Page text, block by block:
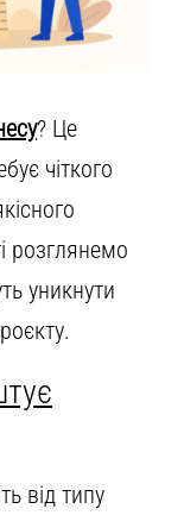
? Це
чіткого
розглянемо
уникнути
від типу